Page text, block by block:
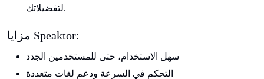
لتفضيلاتك.
مزايا Speaktor:
سهل الاستخدام، حتى للمستخدمين الجدد
التحكم في السرعة ودعم لغات متعددة